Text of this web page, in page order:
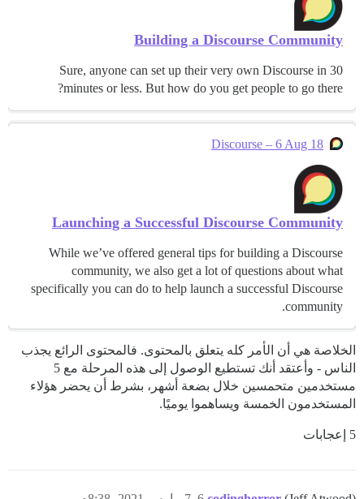
Building a Discourse Community
Sure, anyone can set up their very own Discourse in 30
minutes or less. But how do you get people to go there?
Discourse – 6 Aug 18
Launching a Successful Discourse Community
While we’ve offered general tips for building a Discourse
community, we also get a lot of questions about what
specifically you can do to help launch a successful Discourse
community.
الخلاصة هي أن الأمر كله يتعلق بالمحتوى. فالمحتوى الرائع يجذب
الناس - وأعتقد أنك تستطيع الوصول إلى هذه المرحلة مع 5
مستخدمين متحمسين خلال بضعة أشهر، بشرط أن يحضر هؤلاء
المستخدمون الخمسة ويساهموا يوميًا.
5 إعجابات